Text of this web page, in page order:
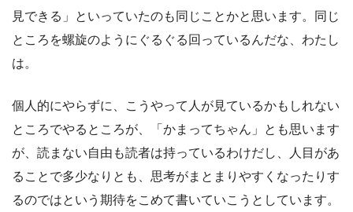
見できる」といっていたのも同じことかと思います。同じ
ところを螺旋のようにぐるぐる回っているんだな、わたし
は。
個人的にやらずに、こうやって人が見ているかもしれない
ところでやるところが、「かまってちゃん」とも思います
が、読まない自由も読者は持っているわけだし、人目があ
ることで多少なりとも、思考がまとまりやすくなったりす
るのではという期待をこめて書いていこうとしています。